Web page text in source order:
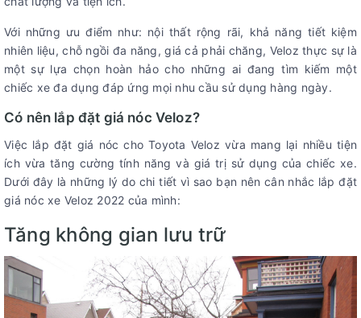
Với những ưu điểm như: nội thất rộng rãi, khả năng tiết kiệm
nhiên liệu, chỗ ngồi đa năng, giá cả phải chăng, Veloz thực sự là
một sự lựa chọn hoàn hảo cho những ai đang tìm kiếm một
chiếc xe đa dụng đáp ứng mọi nhu cầu sử dụng hàng ngày.
Có nên lắp đặt giá nóc Veloz?
Việc lắp đặt giá nóc cho Toyota Veloz vừa mang lại nhiều tiện
ích vừa tăng cường tính năng và giá trị sử dụng của chiếc xe.
Dưới đây là những lý do chi tiết vì sao bạn nên cân nhắc lắp đặt
giá nóc xe Veloz 2022 của mình:
Tăng không gian lưu trữ